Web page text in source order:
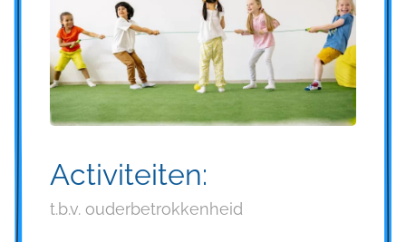
Activiteiten:
t.b.v. ouderbetrokkenheid